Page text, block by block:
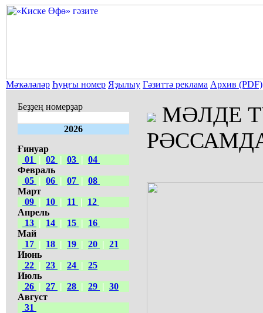
Мәҡәләләр Һуңғы номер Яҙылыу Гәзиттә реклама Архив (PDF)
Беҙҙең номерҙар
2026
Ғинуар
01
| 02 | 03 | 04
Февраль
05 | 06 | 07 | 08
Март
09 | 10 | 11 |
12
Апрель
13 | 14 | 15 |
16
Май
17 | 18 | 19 | 20 | 21
Июнь
22 | 23 | 24 | 25
Июль
26 | 27 | 28 | 29 | 30
Август
31
МӘЛДЕ